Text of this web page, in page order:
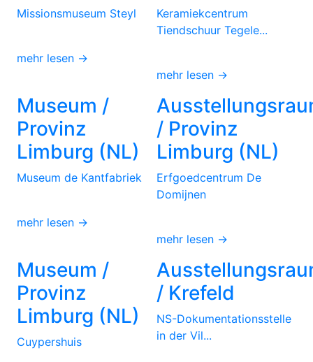
Missionsmuseum Steyl
mehr lesen →
Keramiekcentrum
Tiendschuur Tegele...
mehr lesen →
Museum /
Provinz
Limburg (NL)
Museum de Kantfabriek
mehr lesen →
/ Provinz
Limburg (NL)
Erfgoedcentrum De
Domijnen
mehr lesen →
Museum /
Provinz
Limburg (NL)
Cuypershuis
/ Krefeld
NS-Dokumentationsstelle
in der Vil...